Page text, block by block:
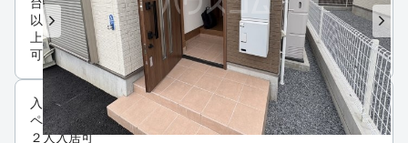
台
以
上
可
入居条件
ペット可・相談
２人入居可